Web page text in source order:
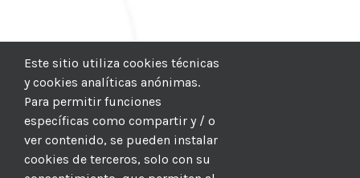
Este sitio utiliza cookies técnicas
y cookies analíticas anónimas.
Para permitir funciones
específicas como compartir y / o
ver contenido, se pueden instalar
cookies de terceros, solo con su